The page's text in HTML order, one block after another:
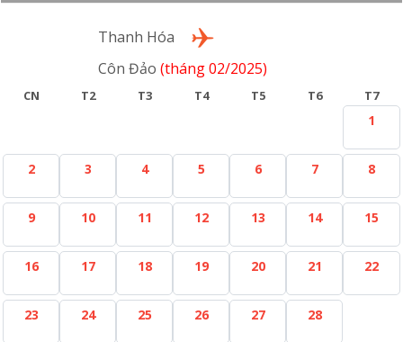
Thanh Hóa
Côn Đảo (tháng 02/2025)
CN T2 T3 T4 T5 T6 T7
1
2 3 4 5 6 7 8
9 10 11 12 13 14 15
16 17 18 19 20 21 22
23 24 25 26 27 28